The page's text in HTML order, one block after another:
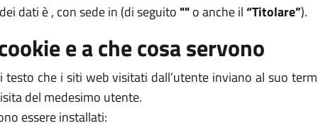
dati è , con sede in (di seguito ""o anche il“Titolare”).
e a che cosa servono
che i siti web visitati dall’utente inviano al suo
del medesimo utente.
essere installati: